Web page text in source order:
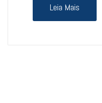
Leia Mais